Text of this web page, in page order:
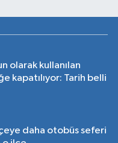
olarak kullanılan
kapatılıyor: Tarih belli
daha otobüs seferi